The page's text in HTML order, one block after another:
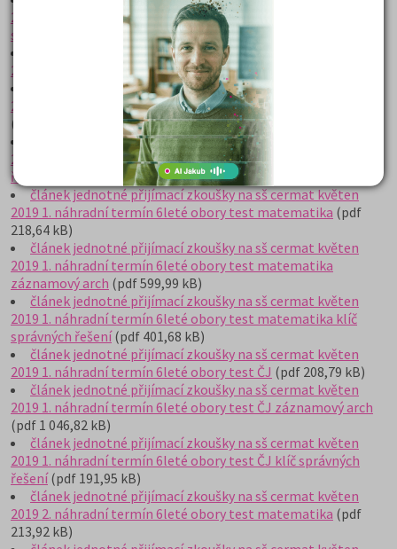
2019 2. náhradní termín 8leté obory test matematika klíč
správných řešení
(pdf 162,43 kB)
článek jednotné přijímací zkoušky na sš cermat květen
2019 2. náhradní termín 8leté obory test ČJ
článek jednotné přijímací zkoušky na sš cermat květen
2019 2. náhradní termín 8leté obory test ČJ záznamový arch
(pdf 963,22 kB)
článek jednotné přijímací zkoušky na sš cermat květen
2019 2. náhradní termín 8leté obory test ČJ klíč správných
řešení
(pdf 192,96 kB)
článek jednotné přijímací zkoušky na sš cermat květen
2019 1. náhradní termín 6leté obory test matematika (pdf
218,64 kB)
článek jednotné přijímací zkoušky na sš cermat květen
2019 1. náhradní termín 6leté obory test matematika
záznamový arch (pdf 599,99 kB)
článek jednotné přijímací zkoušky na sš cermat květen
2019 1. náhradní termín 6leté obory test matematika klíč
správných řešení(pdf 401,68 kB)
článek jednotné přijímací zkoušky na sš cermat květen
2019 1. náhradní termín 6leté obory test ČJ (pdf 208,79 kB)
článek jednotné přijímací zkoušky na sš cermat květen
2019 1. náhradní termín 6leté obory test ČJ záznamový arch
(pdf 1 046,82 kB)
článek jednotné přijímací zkoušky na sš cermat květen
2019 1. náhradní termín 6leté obory test ČJ klíč správných
řešení(pdf 191,95 kB)
článek jednotné přijímací zkoušky na sš cermat květen
2019 2. náhradní termín 6leté obory test matematika (pdf
213,92 kB)